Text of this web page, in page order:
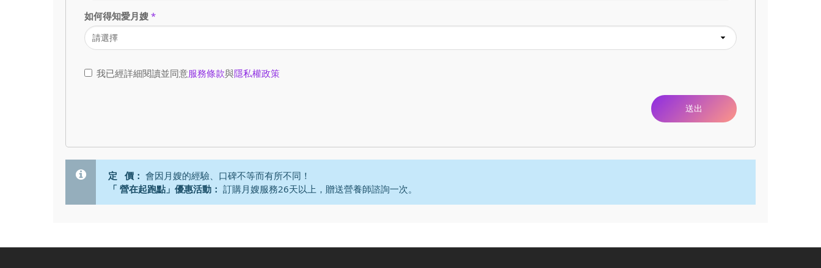
如何得知愛月嫂 *
我已經詳細閱讀並同意服務條款與隱私權政策
定 價： 會因月嫂的經驗、口碑不等而有所不同！
「 營在起跑點」優惠活動： 訂購月嫂服務26天以上，贈送營養師諮詢一次。